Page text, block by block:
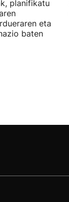
planifikatu
eta
baten